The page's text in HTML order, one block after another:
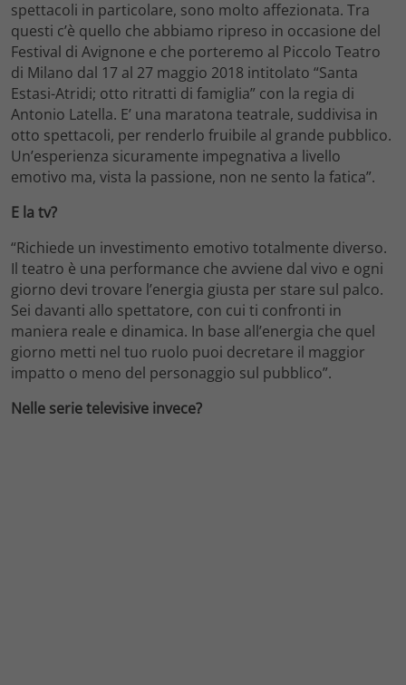
spettacoli in particolare, sono molto affezionata. Tra
questi c’è quello che abbiamo ripreso in occasione del
Festival di Avignone e che porteremo al Piccolo Teatro
di Milano dal 17 al 27 maggio 2018 intitolato “Santa
Estasi-Atridi; otto ritratti di famiglia” con la regia di
Antonio Latella. E’ una maratona teatrale, suddivisa in
otto spettacoli, per renderlo fruibile al grande pubblico.
Un’esperienza sicuramente impegnativa a livello
emotivo ma, vista la passione, non ne sento la fatica”.
E la tv?
“Richiede un investimento emotivo totalmente diverso.
Il teatro è una performance che avviene dal vivo e ogni
giorno devi trovare l’energia giusta per stare sul palco.
Sei davanti allo spettatore, con cui ti confronti in
maniera reale e dinamica. In base all’energia che quel
giorno metti nel tuo ruolo puoi decretare il maggior
impatto o meno del personaggio sul pubblico”.
Nelle serie televisive invece?